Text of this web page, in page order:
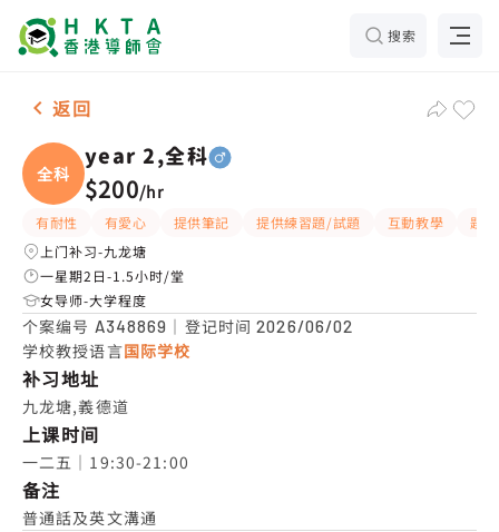
搜索
男-1名 year 2,全科，九龙塘 补习推介
返回
全科
year 2,全科
$200/hr
有耐性 有愛心 提供筆記 提供練習題/試題 互動教學
題
上门补习-九龙塘
一星期2日-1.5小时/堂
女导师-大学程度
个案编号 A348869 ｜登记时间2026/06/02
学校教授语言国际学校
补习地址
九龙塘,義德道
上课时间
一二五｜19:30-21:00
备注
普通話及英文溝通